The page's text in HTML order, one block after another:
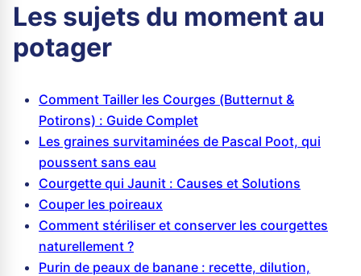
Les sujets du moment au
potager
Comment Tailler les Courges (Butternut &
Potirons) : Guide Complet
Les graines survitaminées de Pascal Poot, qui
poussent sans eau
Courgette qui Jaunit : Causes et Solutions
Couper les poireaux
Comment stériliser et conserver les courgettes
naturellement ?
Purin de peaux de banane : recette, dilution,